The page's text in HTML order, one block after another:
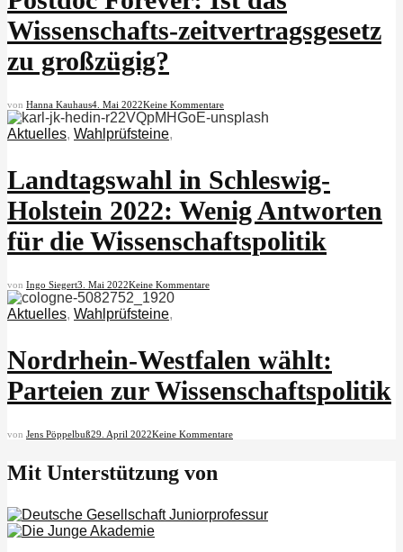
Wissenschafts-zeitvertragsgesetz
zu großzügig?
von Hanna Kauhaus4. Mai 2022Keine Kommentare
Aktuelles, Wahlprüfsteine,
Landtagswahl in Schleswig-
Holstein 2022: Wenig Antworten
für die Wissenschaftspolitik
von Ingo Siegert3. Mai 2022Keine Kommentare
Aktuelles, Wahlprüfsteine,
Nordrhein-Westfalen wählt:
Parteien zur Wissenschaftspolitik
von Jens Pöppelbuß29. April 2022Keine Kommentare
Mit Unterstützung von